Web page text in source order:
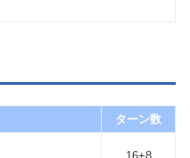
ターン数